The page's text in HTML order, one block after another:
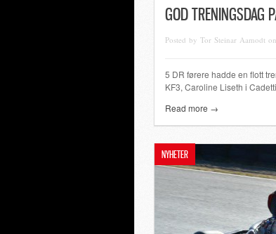
GOD TRENINGSDAG
Posted by Tor Steinar Aamodt
5 DR førere hadde en flott
KF3, Caroline Liseth i
Read more →
NYHETER